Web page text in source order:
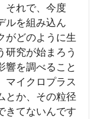
それで、今度
ルを組み込ん
がどのように生
研究が始まろう
響を調べること
マイクロプラス
とか、その粒径
きてないんです